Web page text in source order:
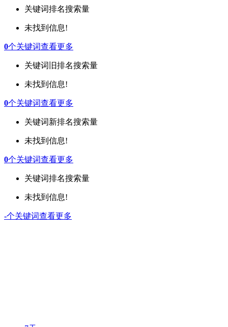
关键词排名搜索量
未找到信息!
0个关键词查看更多
关键词 旧排名搜索量
未找到信息!
0个关键词查看更多
关键词新排名搜索量
未找到信息!
0个关键词查看更多
关键词排名搜索量
未找到信息!
-个关键词查看更多